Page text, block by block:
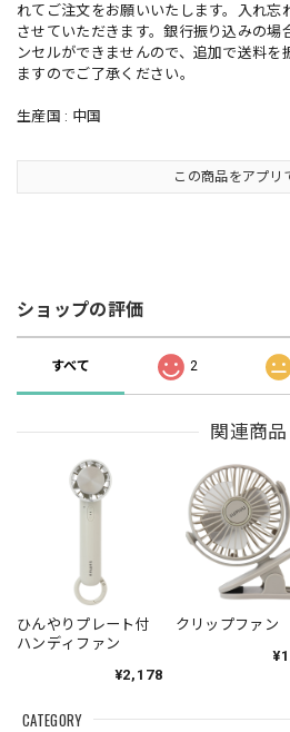
CATEGORY
れてご注文をお願いいたします。入れ忘
させていただきます。銀行振り込みの場
ンセルができませんので、追加で送料を
ますのでご了承ください。
生産国 : 中国
この商品をアプリ
ショップの評価
すべて 2
関連商品
ひんやりプレート付
ハンディファン
¥2,178
クリップファン